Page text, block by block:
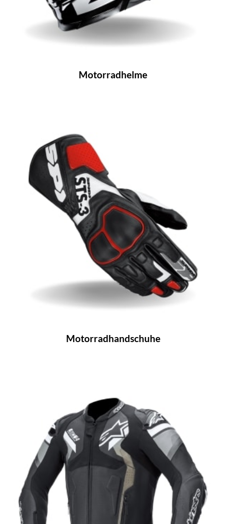
Motorradhelme
Motorradhandschuhe